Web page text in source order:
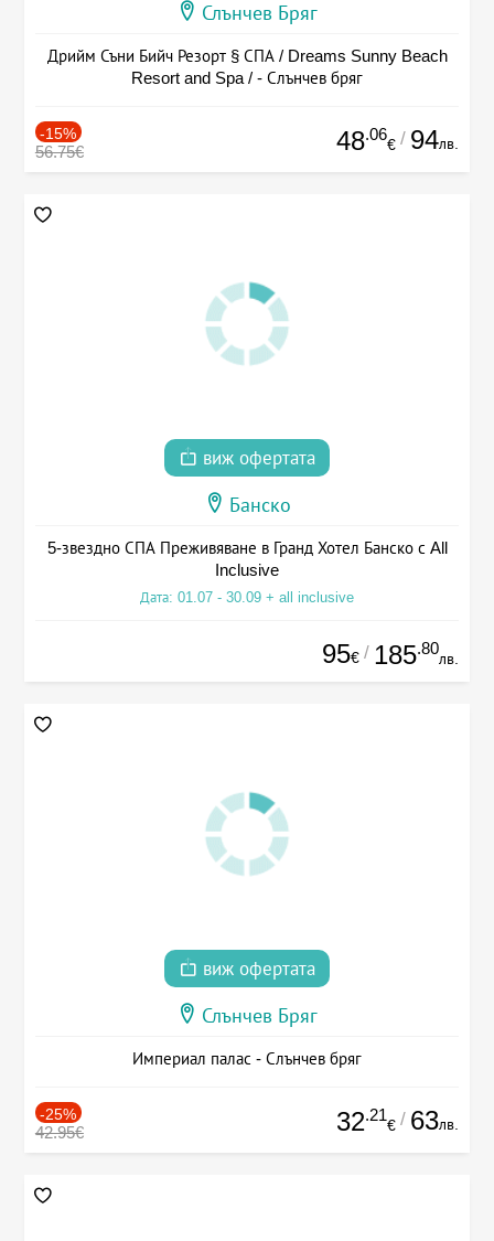
Слънчев Бряг
Дрийм Съни Бийч Резорт § СПА / Dreams Sunny Beach
Resort and Spa / - Слънчев бряг
-15%
56.75€ 48.06
€ / 94лв.
виж офертата
Банско
5-звездно СПА Преживяване в Гранд Хотел Банско с All
Inclusive
Дата: 01.07 - 30.09 + all inclusive
95€ / 185.80
лв.
виж офертата
Слънчев Бряг
Империал палас - Слънчев бряг
-25%
42.95€ 32.21
€ / 63лв.